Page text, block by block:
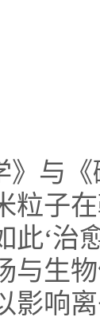
》与
粒子
此‘治
与生
影响